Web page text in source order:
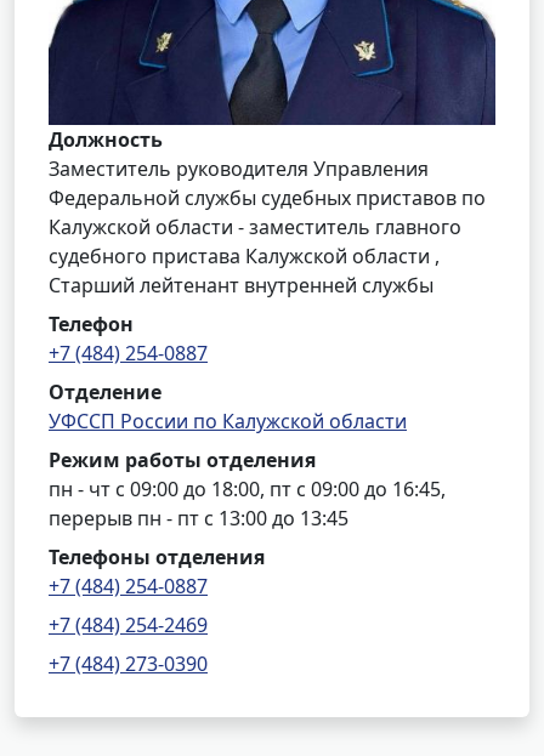
Должность
Заместитель руководителя Управления
Федеральной службы судебных приставов по
Калужской области - заместитель главного
судебного пристава Калужской области ,
Cтарший лейтенант внутренней службы
Телефон
+7 (484) 254-0887
Отделение
УФССП России по Калужской области
Режим работы отделения
пн - чт с 09:00 до 18:00, пт с 09:00 до 16:45,
перерыв пн - пт с 13:00 до 13:45
Телефоны отделения
+7 (484) 254-0887
+7 (484) 254-2469
+7 (484) 273-0390